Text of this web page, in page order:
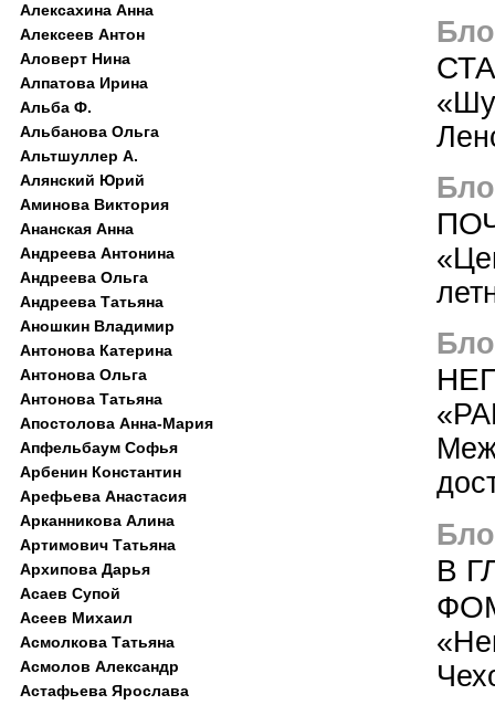
В
Алексахина Анна
Алексеев Антон
Аловерт Нина
Алпатова Ирина
Альба Ф.
Альбанова Ольга
Альтшуллер А.
Алянский Юрий
Аминова Виктория
Ананская Анна
Андреева Антонина
Андреева Ольга
Андреева Татьяна
Аношкин Владимир
Антонова Катерина
Антонова Ольга
Антонова Татьяна
Апостолова Анна-Мария
Апфельбаум Софья
Арбенин Константин
Арефьева Анастасия
Арканникова Алина
Артимович Татьяна
Архипова Дарья
Асаев Супой
Асеев Михаил
Асмолкова Татьяна
Асмолов Александр
Астафьева Ярослава